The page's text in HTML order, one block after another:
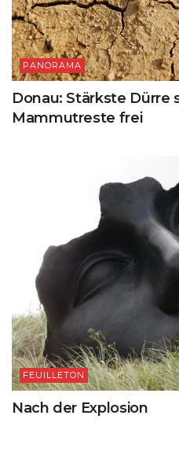
PANORAMA
Donau: Stärkste Dürre
Mammutreste frei
FEUILLETON
Nach der Explosion